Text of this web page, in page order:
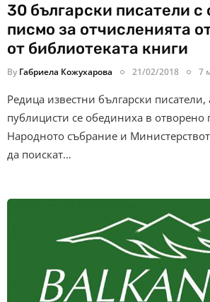
30 български писатели с
писмо за отчисленията
от библиотеката книги
By Габриела Кожухарова 21/02/2018 7
Редица известни български писатели,
публицисти се обединиха в отворено
Народното събрание и
да поискат…